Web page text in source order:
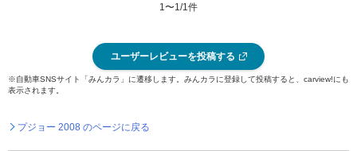
1 〜1 /1 件
ユーザーレビューを投稿する
※自動車SNSサイト「みんカラ」に遷移します。みんカラに登録して投稿すると、carview!にも
表示されます。
プジョー 2008 のページに戻る